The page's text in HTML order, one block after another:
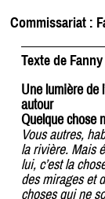
Commissariat :
Texte de
Une lumière de
autour
Quelque chose
Vous autres,
la rivière. Mais
lui, c’est la
des mirages et
choses qui ne